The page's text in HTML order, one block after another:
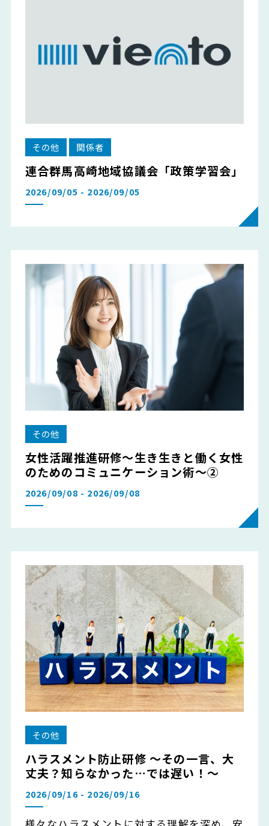
その他 関係者
連合群馬高崎地域協議会「政策学習会」
2026/09/05 - 2026/09/05
その他
女性活躍推進研修～生き生きと働く女性
のためのコミュニケーション術～②
2026/09/08 - 2026/09/08
その他
ハラスメント防止研修 ～その一言、大
丈夫？知らなかった…では遅い！～
2026/09/16 - 2026/09/16